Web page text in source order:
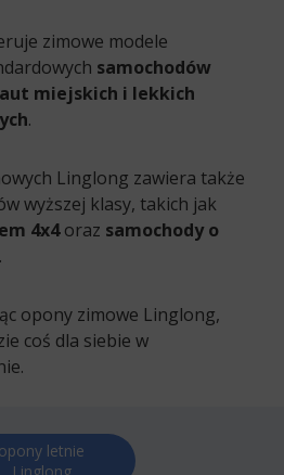
zimowe modele
samochodów
miejskich i lekkich
.
Linglong zawiera także
wyższej klasy, takich jak
4x4oraz samochody o
.
opony zimowe Linglong,
coś dla siebie w
opony letnie